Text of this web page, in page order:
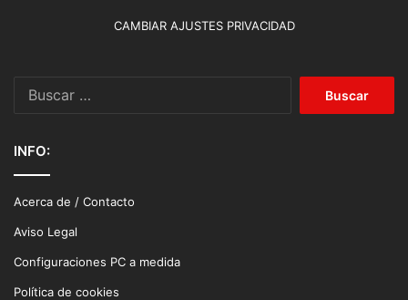
CAMBIAR AJUSTES PRIVACIDAD
INFO:
Acerca de / Contacto
Aviso Legal
Configuraciones PC a medida
Política de cookies